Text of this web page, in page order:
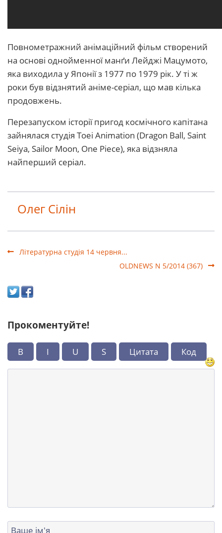
Повнометражний анімаційний фільм створений
на основі однойменної манґи Лейджі Мацумото,
яка виходила у Японії з 1977 по 1979 рік. У ті ж
роки був відзнятий аніме-серіал, що мав кілька
продовжень.
Перезапуском історії пригод космічного капітана
зайнялася студія Toei Animation (Dragon Ball, Saint
Seiya, Sailor Moon, One Piece), яка відзняла
найперший серіал.
Олег Сілін
Літературна студія 14 червня...
OLDNEWS N 5/2014 (367)
Прокоментуйте!
B I U S Цитата Код